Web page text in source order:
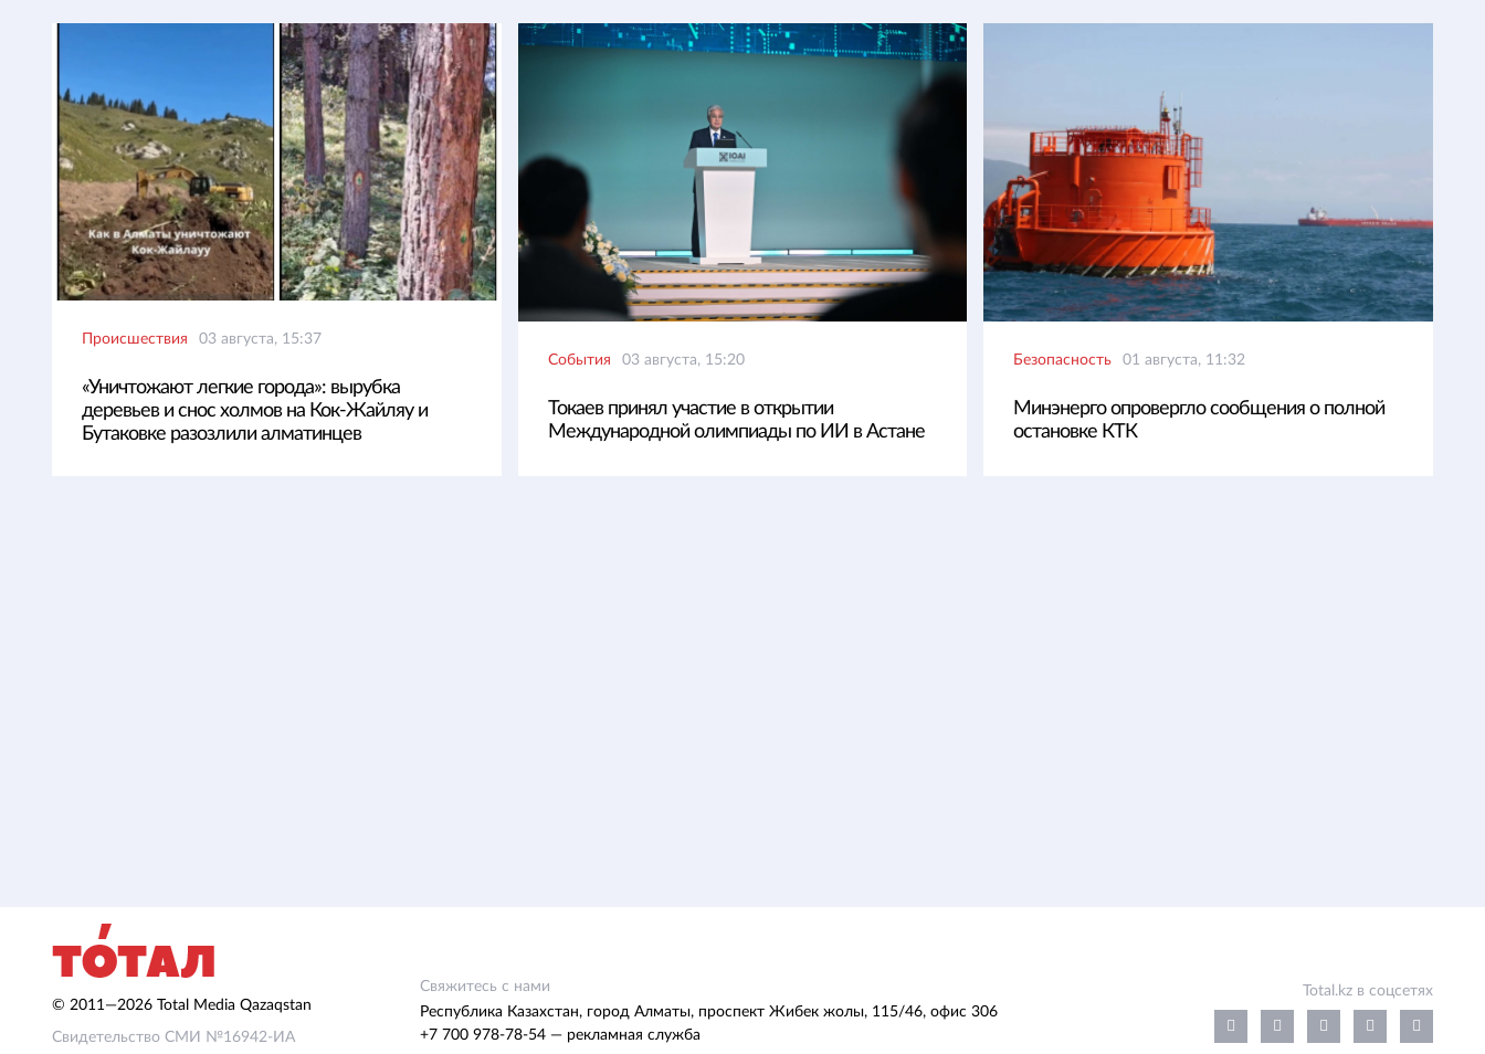
Происшествия 03 августа, 15:37
«Уничтожают легкие города»: вырубка
деревьев и снос холмов на Кок-Жайляу и
Бутаковке разозлили алматинцев
События 03 августа, 15:20
Токаев принял участие в открытии
Международной олимпиады по ИИ в Астане
Безопасность 01 августа, 11:32
Минэнерго опровергло сообщения о полной
остановке КТК
© 2011—2026 Total Media Qazaqstan
Свидетельство СМИ №16942-ИА
Свяжитесь с нами
Республика Казахстан, город Алматы, проспект Жибек жолы, 115/46, офис 306
+7 700 978-78-54 — рекламная служба
Total.kz в соцсетях